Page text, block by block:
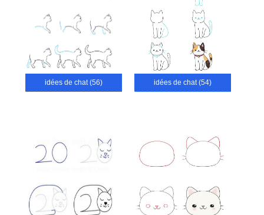
idées de chat (56) idées de chat (54)